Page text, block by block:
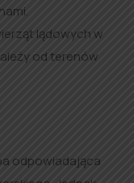
lądowych w
od terenów
odpowiadająca